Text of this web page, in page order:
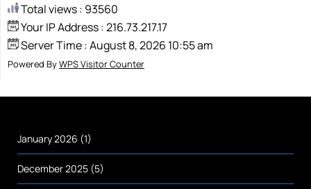
Total views : 93560
Your IP Address : 216.73.217.17
Server Time : August 8, 2026 10:55 am
Powered ByWPS Visitor Counter
January 2026 (1)
December 2025 (5)